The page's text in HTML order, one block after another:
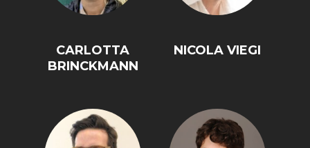
CARLOTTA
BRINCKMANN
NICOLA VIEGI